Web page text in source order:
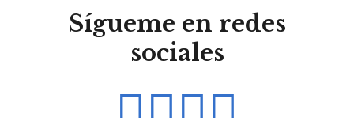
Sígueme en redes
sociales